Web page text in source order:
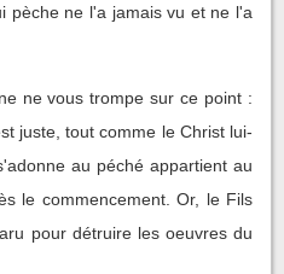
pèche ne l'a jamais vu et ne l'a
ne vous trompe sur ce point :
juste, tout comme le Christ lui-
au péché appartient au
le commencement. Or, le Fils
pour détruire les oeuvres du